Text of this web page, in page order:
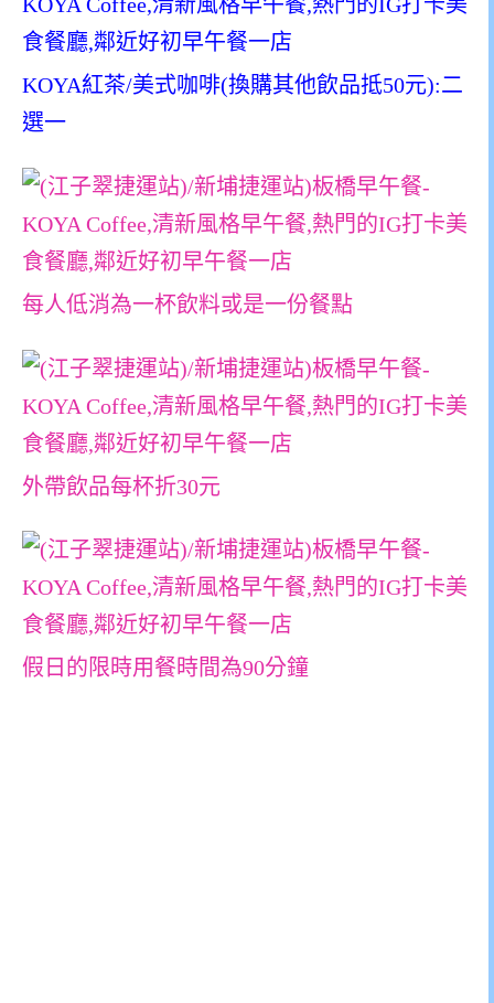
KOYA紅茶/美式咖啡(換購其他飲品抵50元):二
選一
每人低消為一杯飲料或是一份餐點
外帶飲品每杯折30元
假日的限時用餐時間為90分鐘